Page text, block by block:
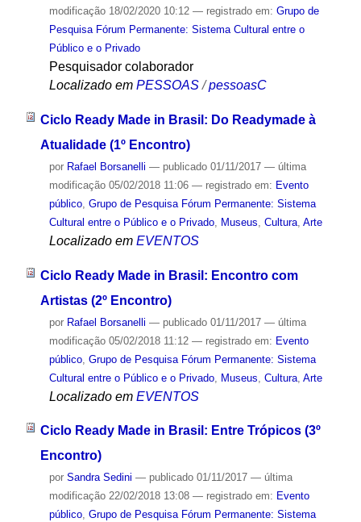
modificação18/02/2020 10:12 — registrado em: Grupo de
Pesquisa Fórum Permanente: Sistema Cultural entre o
Público e o Privado
Pesquisador colaborador
Localizado em PESSOAS /pessoasC
Ciclo Ready Made in Brasil: Do Readymade à
Atualidade (1º Encontro)
por Rafael Borsanelli — publicado01/11/2017 — última
modificação05/02/2018 11:06 — registrado em: Evento
público, Grupo de Pesquisa Fórum Permanente: Sistema
Cultural entre o Público e o Privado, Museus, Cultura, Arte
Localizado em EVENTOS
Ciclo Ready Made in Brasil: Encontro com
Artistas (2º Encontro)
por Rafael Borsanelli — publicado01/11/2017 — última
modificação05/02/2018 11:12 — registrado em: Evento
público, Grupo de Pesquisa Fórum Permanente: Sistema
Cultural entre o Público e o Privado, Museus Cultura, Arte
Localizado em EVENTOS
Ciclo Ready Made in Brasil: Entre Trópicos (3º
Encontro)
por Sandra Sedini — publicado01/11/2017 — última
modificação22/02/2018 13:08 — registrado em: Evento
público, Grupo de Pesquisa Fórum Permanente: Sistema